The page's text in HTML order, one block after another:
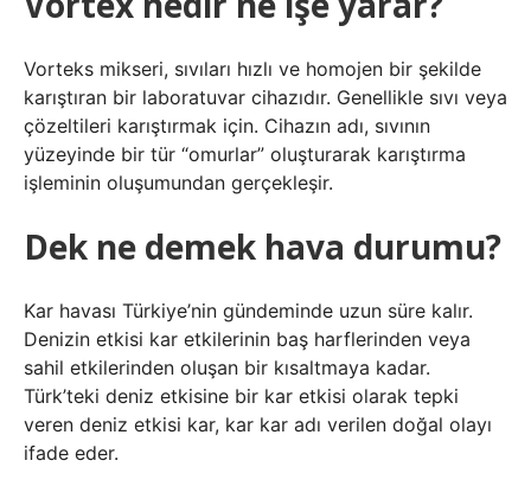
Vorteks mikseri, sıvıları hızlı ve homojen bir şekilde
karıştıran bir laboratuvar cihazıdır. Genellikle sıvı veya
çözeltileri karıştırmak için. Cihazın adı, sıvının
yüzeyinde bir tür “omurlar” oluşturarak karıştırma
işleminin oluşumundan gerçekleşir.
Dek ne demek hava durumu?
Kar havası Türkiye’nin gündeminde uzun süre kalır.
Denizin etkisi kar etkilerinin baş harflerinden veya
sahil etkilerinden oluşan bir kısaltmaya kadar.
Türk’teki deniz etkisine bir kar etkisi olarak tepki
veren deniz etkisi kar, kar kar adı verilen doğal olayı
ifade eder.